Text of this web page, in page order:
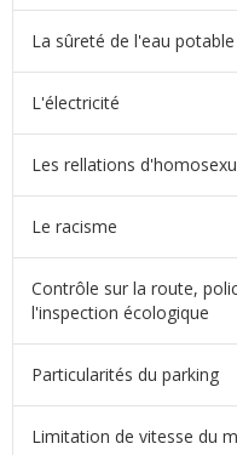
La sûreté de l'eau potable
L'électricité
Les rellations
Le racisme
Contrôle sur la route,
l'inspection écologique
Particularités du parking
Limitation de vitesse du